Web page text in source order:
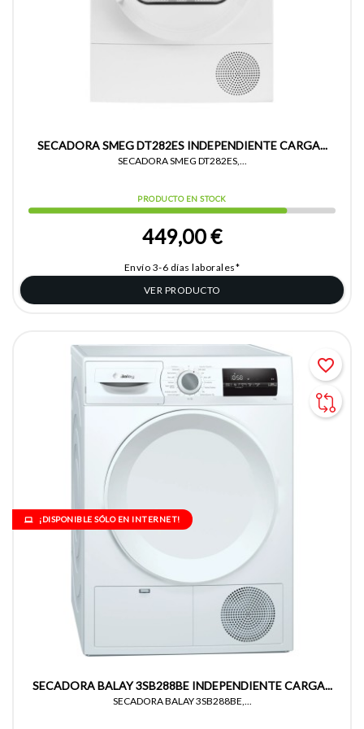
SECADORA SMEG DT282ES INDEPENDIENTE CARGA...
SECADORA SMEG DT282ES,...
PRODUCTO EN STOCK
449,00 €
Envío 3-6 días laborales*
VER PRODUCTO
SECADORA BALAY 3SB288BE INDEPENDIENTE CARGA...
SECADORA BALAY 3SB288BE,...
¡DISPONIBLE SÓLO EN INTERNET!
favorite_border